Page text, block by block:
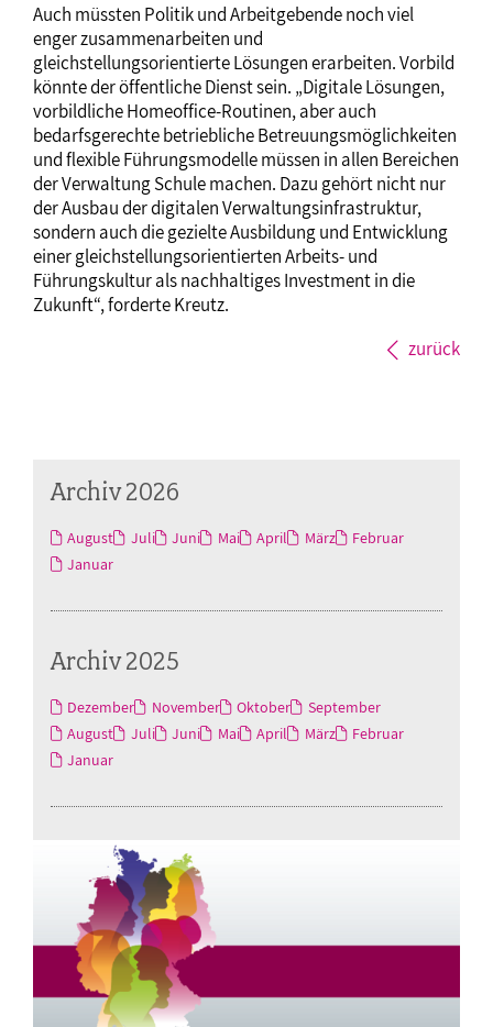
Auch müssten Politik und Arbeitgebende noch viel
enger zusammenarbeiten und
gleichstellungsorientierte Lösungen erarbeiten. Vorbild
könnte der öffentliche Dienst sein. „Digitale Lösungen,
vorbildliche Homeoffice-Routinen, aber auch
bedarfsgerechte betriebliche Betreuungsmöglichkeiten
und flexible Führungsmodelle müssen in allen Bereichen
der Verwaltung Schule machen. Dazu gehört nicht nur
der Ausbau der digitalen Verwaltungsinfrastruktur,
sondern auch die gezielte Ausbildung und Entwicklung
einer gleichstellungsorientierten Arbeits- und
Führungskultur als nachhaltiges Investment in die
Zukunft“, forderte Kreutz.
zurück
Archiv 2026
August Juli Juni Mai April März
Februar
Januar
Archiv 2025
Dezember November Oktober
September
August
Juli Juni Mai April März
Februar
Januar